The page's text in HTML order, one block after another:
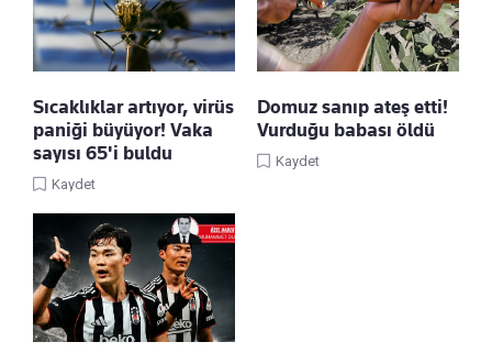
Sıcaklıklar artıyor, virüs
paniği büyüyor! Vaka
sayısı 65'i buldu
Kaydet
Domuz sanıp ateş etti!
Vurduğu babası öldü
Kaydet